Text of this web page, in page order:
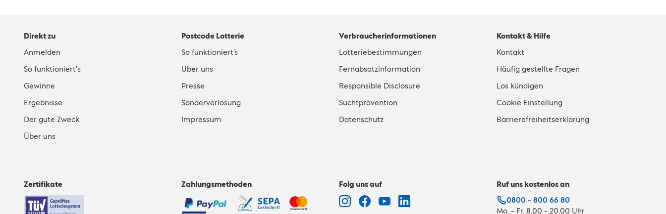
Direkt zu
Anmelden
So funktioniert's
Gewinne
Ergebnisse
Der gute Zweck
Über uns
Postcode Lotterie
So funktioniert’s
Über uns
Presse
Sonderverlosung
Impressum
Verbraucherinformationen
Lotteriebestimmungen
Fernabsatzinformation
Responsible Disclosure
Suchtprävention
Datenschutz
Kontakt & Hilfe
Kontakt
Häufig gestellte Fragen
Los kündigen
Cookie Einstellung
Barrierefreiheitserklärung
Zertifikate Zahlungsmethoden Folg uns auf
Ruf uns kostenlos an
0800 - 800 66 80
Mo. - Fr. 8.00 - 20.00 Uhr